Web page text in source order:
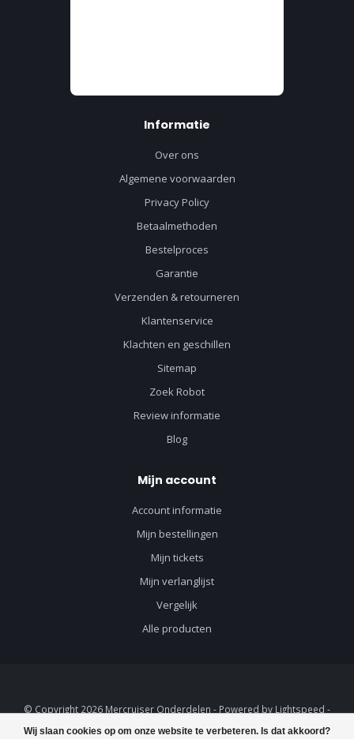
Wij slaan cookies op om onze website te verbeteren. Is dat akkoord?
Informatie
Over ons
Algemene voorwaarden
Privacy Policy
Betaalmethoden
Bestelproces
Garantie
Verzenden & retourneren
Klantenservice
Klachten en geschillen
Sitemap
Zoek Robot
Review informatie
Blog
Mijn account
Account informatie
Mijn bestellingen
Mijn tickets
Mijn verlanglijst
Vergelijk
Alle producten
© Copyright 2026 Mercruiser Onderdelen - Powered by Lightspeed -
Lightspeed designbyDyvelopment